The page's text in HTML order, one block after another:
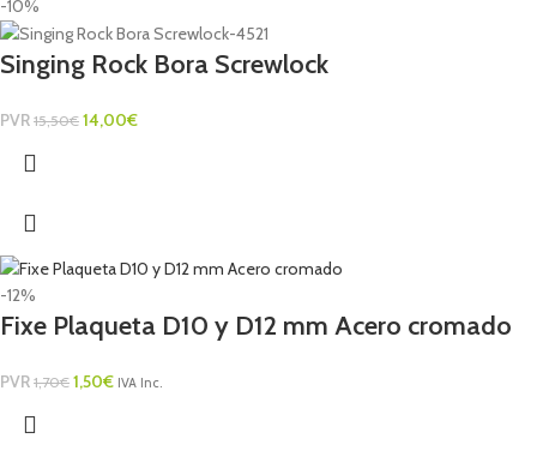
-10%
Singing Rock Bora Screwlock
PVR 15,50€ 14,00€
-12%
Fixe Plaqueta D10 y D12 mm Acero cromado
PVR 1,70€ 1,50€ IVA Inc.